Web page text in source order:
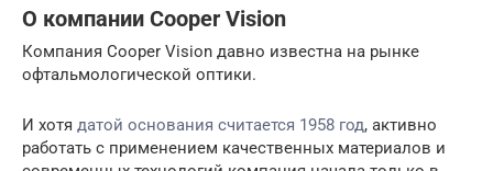
О компании Cooper Vision
Компания Cooper Vision давно известна на рынке
офтальмологической оптики.
И хотя датой основания считается 1958 год, активно
работать с применением качественных материалов и